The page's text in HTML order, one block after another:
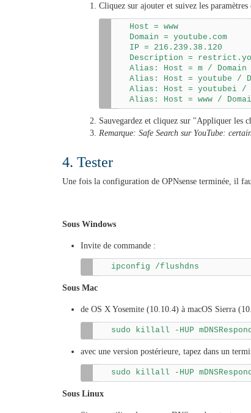
Cliquez sur ajouter et suivez les paramètres
Host = www
Domain = youtube.com
IP = 216.239.38.120
Description =
Alias: Host = m / Domain
Alias: Host = youtube /
Alias: Host = youtubei /
Sauvegardez et cliquez sur "Appliquer les
Remarque: Safe Search sur YouTube:
4. Tester
Une fois la configuration de OPNsense terminée, il
Sous Windows
Invite de commande :
ipconfig /flushdns
Sous Mac
de OS X Yosemite (10.10.4) à macOS Sierra
sudo killall -HUP
avec une version postérieure, tapez dans un
sudo killall -HUP
Sous Linux